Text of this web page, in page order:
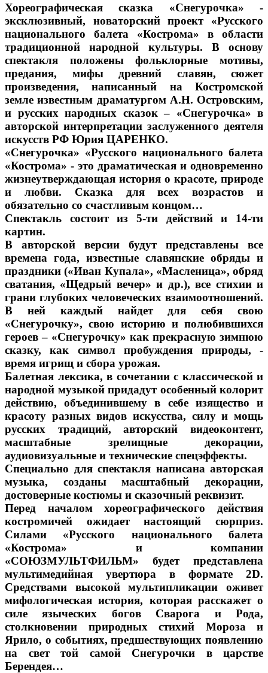
Хореографическая сказка «Снегурочка» -
эксклюзивный, новаторский проект «Русского
национального балета «Кострома» в области
традиционной народной культуры. В основу
спектакля положены фольклорные мотивы,
предания, мифы древний славян, сюжет
произведения, написанный на Костромской
земле известным драматургом А.Н. Островским,
и русских народных сказок – «Снегурочка» в
авторской интерпретации заслуженного деятеля
искусств РФ Юрия ЦАРЕНКО.
«Снегурочка» «Русского национального балета
«Кострома» - это драматическая и одновременно
жизнеутверждающая история о красоте, природе
и любви. Сказка для всех возрастов и
обязательно со счастливым концом…
Спектакль состоит из 5-ти действий и 14-ти
картин.
В авторской версии будут представлены все
времена года, известные славянские обряды и
праздники («Иван Купала», «Масленица», обряд
сватания, «Щедрый вечер» и др.), все стихии и
грани глубоких человеческих взаимоотношений.
В ней каждый найдет для себя свою
«Снегурочку», свою историю и полюбившихся
героев – «Снегурочку» как прекрасную зимнюю
сказку, как символ пробуждения природы, -
время игрищ и сбора урожая.
Балетная лексика, в сочетании с классической и
народной музыкой придадут особенный колорит
действию, объединившему в себе изящество и
красоту разных видов искусства, силу и мощь
русских традиций, авторский видеоконтент,
масштабные зрелищные декорации,
аудиовизуальные и технические спецэффекты.
Специально для спектакля написана авторская
музыка, созданы масштабный декорации,
достоверные костюмы и сказочный реквизит.
Перед началом хореографического действия
костромичей ожидает настоящий сюрприз.
Силами «Русского национального балета
«Кострома» и компании
«СОЮЗМУЛЬТФИЛЬМ» будет представлена
мультимедийная увертюра в формате 2D.
Средствами высокой мультипликации оживет
мифологическая история, которая расскажет о
силе языческих богов Сварога и Рода,
столкновении природных стихий Мороза и
Ярило, о событиях, предшествующих появлению
на свет той самой Снегурочки в царстве
Берендея…